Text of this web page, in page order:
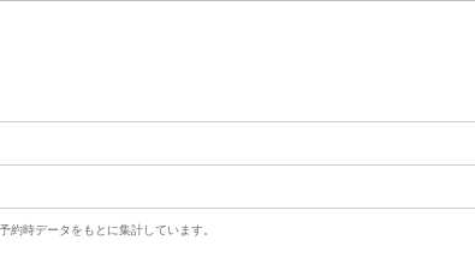
時データをもとに集計しています。